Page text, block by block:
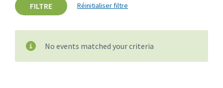
FILTRE Réinitialiser filtre
No events matched your criteria